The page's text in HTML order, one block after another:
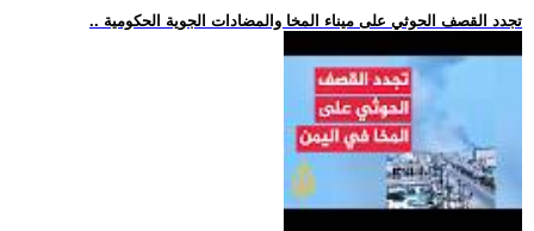
.. تجدد القصف الحوثي على ميناء المخا والمضادات الجوية الحكومية